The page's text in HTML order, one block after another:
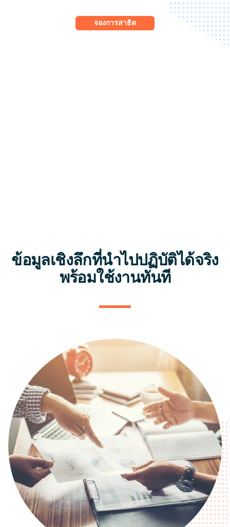
จองการสาธิต
ข้อมูลเชิงลึกที่นำไปปฏิบัติได้จริง
พร้อมใช้งานทันที